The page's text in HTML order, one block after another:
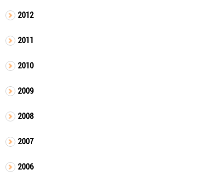
2012
2011
2010
2009
2008
2007
2006